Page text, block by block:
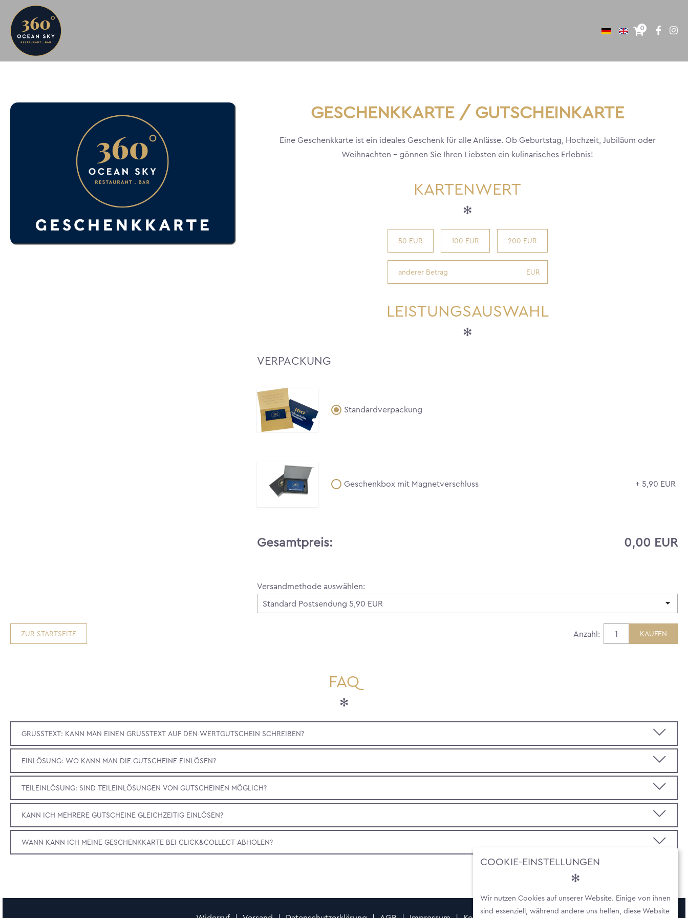
0
GESCHENKKARTE / GUTSCHEINKARTE
Eine Geschenkkarte ist ein ideales Geschenk für alle Anlässe. Ob Geburtstag, Hochzeit, Jubiläum oder
Weihnachten - gönnen Sie Ihren Liebsten ein kulinarisches Erlebnis!
KARTENWERT
50 EUR 100 EUR 200 EUR
EUR
LEISTUNGSAUSWAHL
VERPACKUNG
Standardverpackung
Geschenkbox mit Magnetverschluss + 5,90 EUR
Gesamtpreis: 0,00 EUR
Versandmethode auswählen:
Anzahl:
ZUR STARTSEITE
FAQ
GRUSSTEXT: KANN MAN EINEN GRUSSTEXT AUF DEN WERTGUTSCHEIN SCHREIBEN?
EINLÖSUNG: WO KANN MAN DIE GUTSCHEINE EINLÖSEN?
TEILEINLÖSUNG: SIND TEILEINLÖSUNGEN VON GUTSCHEINEN MÖGLICH?
KANN ICH MEHRERE GUTSCHEINE GLEICHZEITIG EINLÖSEN?
WANN KANN ICH MEINE GESCHENKKARTE BEI CLICK&COLLECT ABHOLEN?
COOKIE-EINSTELLUNGEN
Wir nutzen Cookies auf unserer Website. Einige von ihnen
sind essenziell, während andere uns helfen, diese Website